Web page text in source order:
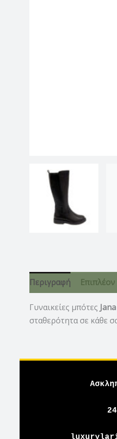
Περιγραφή
Γυναικείες μπότες Jana
σταθερότητα σε κάθε